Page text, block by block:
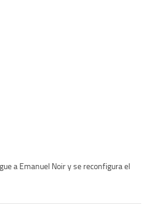
a Emanuel Noir y se reconfigura el